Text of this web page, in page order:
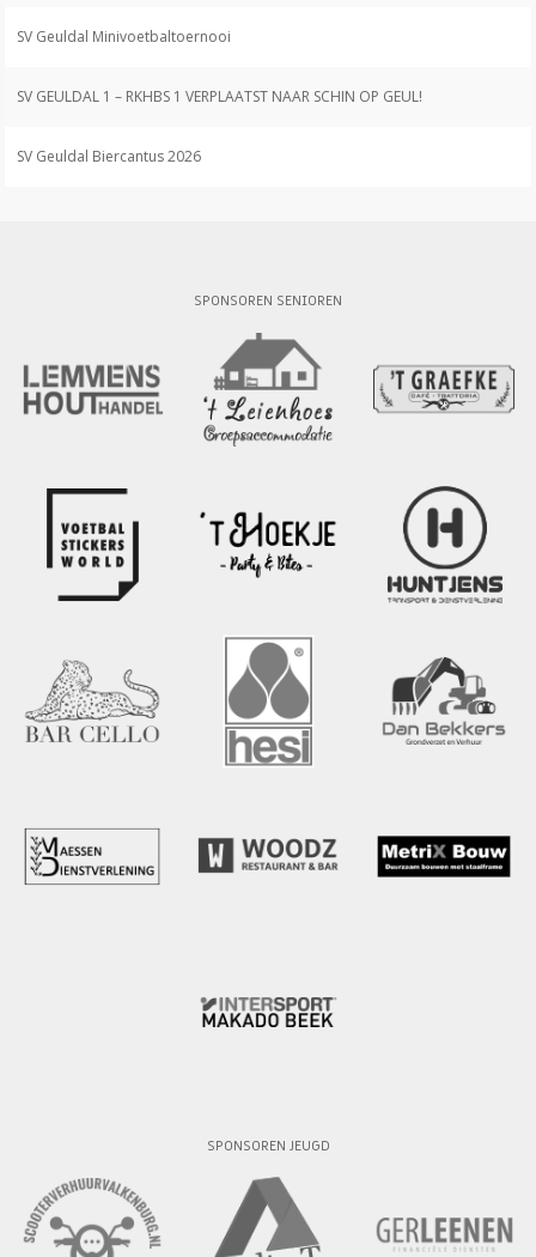
SV Geuldal Minivoetbaltoernooi
SV GEULDAL 1 – RKHBS 1 VERPLAATST NAAR SCHIN OP GEUL!
SV Geuldal Biercantus 2026
SPONSOREN SENIOREN
SPONSOREN JEUGD